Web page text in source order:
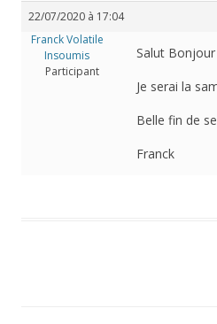
22/07/2020 à 17:04
Franck Volatile
Insoumis
Participant
Salut
Je serai la
Belle fin de
Franck